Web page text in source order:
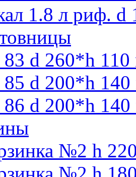
1.8 л риф.
d 260*h
d 200*h
d 200*h
№2 h